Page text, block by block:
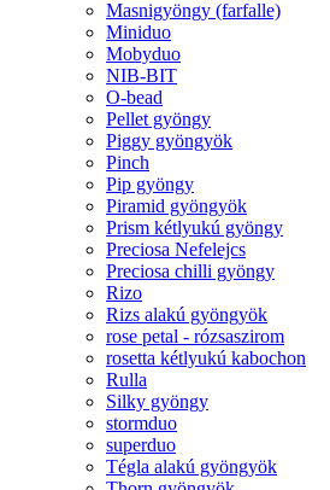
Masnigyöngy (farfalle)
Miniduo
Mobyduo
NIB-BIT
O-bead
Pellet gyöngy
Piggy gyöngyök
Pinch
Pip gyöngy
Piramid gyöngyök
Prism kétlyukú gyöngy
Preciosa Nefelejcs
Preciosa chilli gyöngy
Rizo
Rizs alakú gyöngyök
rose petal - rózsaszirom
rosetta kétlyukú kabochon
Rulla
Silky gyöngy
stormduo
superduo
Tégla alakú gyöngyök